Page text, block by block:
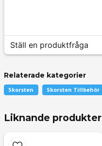
Ställ en produktfråga
question
Relaterade kategorier
Skorsten Skorsten Tillbehör
Liknande produkter